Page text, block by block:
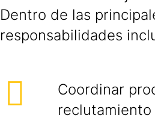
Dentro de las
responsabilidades
Coordinar